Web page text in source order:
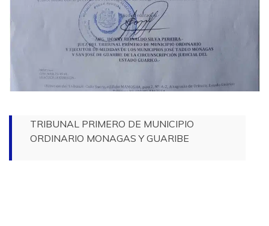
TRIBUNAL PRIMERO DE MUNICIPIO
ORDINARIO MONAGAS Y GUARIBE